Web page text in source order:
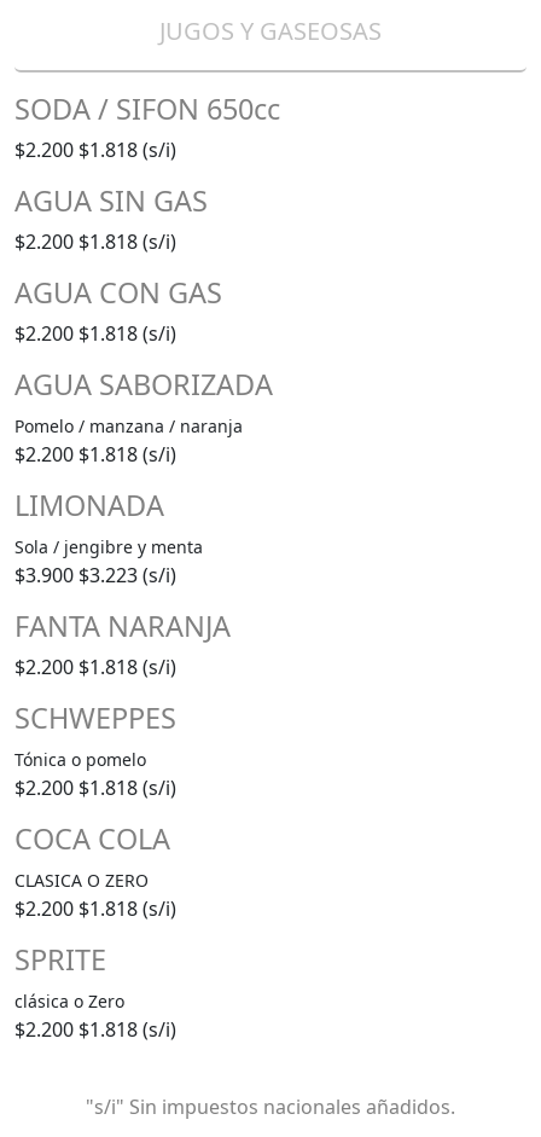
JUGOS Y GASEOSAS
SODA / SIFON 650cc
$2.200 $1.818 (s/i)
AGUA SIN GAS
$2.200 $1.818 (s/i)
AGUA CON GAS
$2.200 $1.818 (s/i)
AGUA SABORIZADA
Pomelo / manzana / naranja
$2.200 $1.818 (s/i)
LIMONADA
Sola / jengibre y menta
$3.900 $3.223 (s/i)
FANTA NARANJA
$2.200 $1.818 (s/i)
SCHWEPPES
Tónica o pomelo
$2.200 $1.818 (s/i)
COCA COLA
CLASICA O ZERO
$2.200 $1.818 (s/i)
SPRITE
clásica o Zero
$2.200 $1.818 (s/i)
"s/i" Sin impuestos nacionales añadidos.